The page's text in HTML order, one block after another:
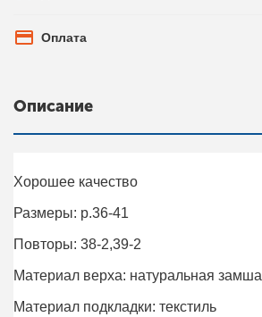
Оплата
Описание
Хорошее качество
Размеры: р.36-41
Повторы: 38-2,39-2
Материал верха: натуральная замша
Материал подкладки: текстиль